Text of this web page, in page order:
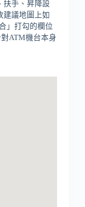
扶手、昇降設
建議地圖上如
」打勾的欄位
ATM機台本身